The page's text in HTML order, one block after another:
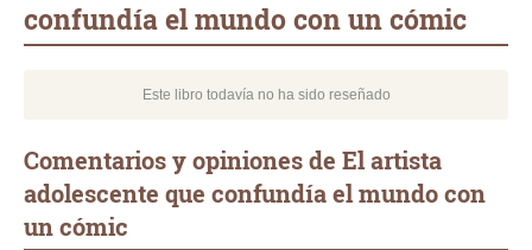
confundía el mundo con un cómic
Este libro todavía no ha sido reseñado
Comentarios y opiniones de El artista
adolescente que confundía el mundo con
un cómic